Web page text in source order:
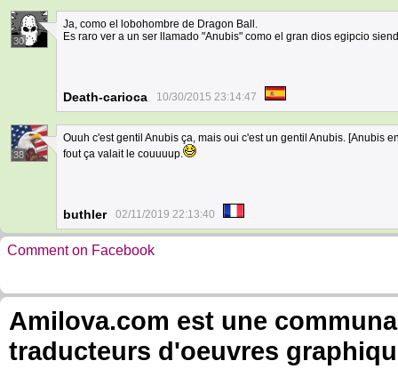
30
Ja, como el lobohombre de Dragon Ball.
Es raro ver a un ser llamado "Anubis" como el gran dios egipcio
Death-carioca 10/30/2015 23:14:47
38
Ouuh c'est gentil Anubis ça, mais oui c'est un gentil Anubis. [Anubis
fout ça valait le couuuup.
buthler 02/11/2019 22:13:40
Comment on Facebook
Amilova.com est une
traducteurs d'oeuvres